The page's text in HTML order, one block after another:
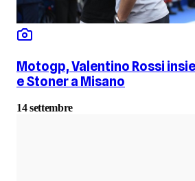
Motogp, Valentino Rossi
e Stoner a Misano
14 settembre